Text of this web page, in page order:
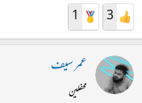
3
1
عمر سیف
محفلین